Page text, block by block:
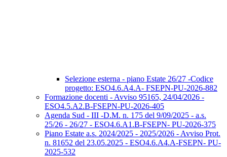
Selezione esterna - piano Estate 26/27 -Codice
progetto: ESO4.6.A4.A- FSEPN-PU-2026-882
Formazione docenti - Avviso 95165, 24/04/2026 -
ESO4.5.A2.B-FSEPN-PU-2026-405
Agenda Sud - III -D.M. n. 175 del 9/09/2025 - a.s.
25/26 - 26/27 - ESO4.6.A1.B-FSEPN- PU-2026-375
Piano Estate a.s. 2024/2025 - 2025/2026 - Avviso Prot.
n. 81652 del 23.05.2025 - ESO4.6.A4.A-FSEPN- PU-
2025-532